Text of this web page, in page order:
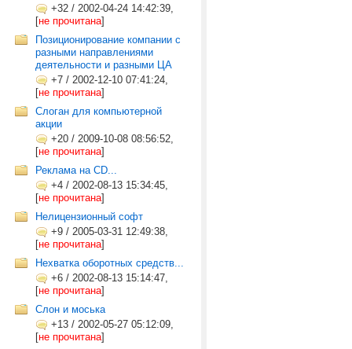
+32 / 2002-04-24 14:42:39,
[не прочитана]
Позиционирование компании с
разными направлениями
деятельности и разными ЦА
+7 / 2002-12-10 07:41:24,
[не прочитана]
Слоган для компьютерной
акции
+20 / 2009-10-08 08:56:52,
[не прочитана]
Реклама на CD...
+4 / 2002-08-13 15:34:45,
[не прочитана]
Нелицензионный софт
+9 / 2005-03-31 12:49:38,
[не прочитана]
Нехватка оборотных средств...
+6 / 2002-08-13 15:14:47,
[не прочитана]
Слон и моська
+13 / 2002-05-27 05:12:09,
[не прочитана]